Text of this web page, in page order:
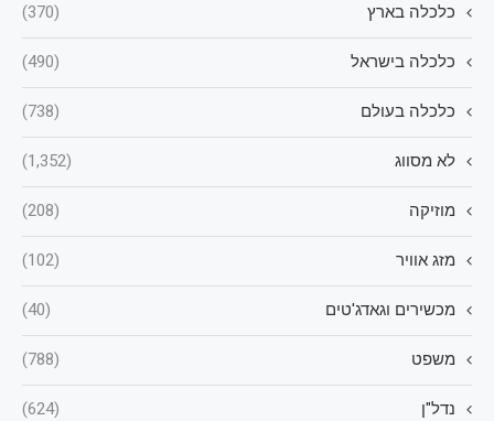
כלכלה בארץ (370)
כלכלה בישראל (490)
כלכלה בעולם (738)
לא מסווג (1,352)
מוזיקה (208)
מזג אוויר (102)
מכשירים וגאדג'טים (40)
משפט (788)
נדל"ן (624)